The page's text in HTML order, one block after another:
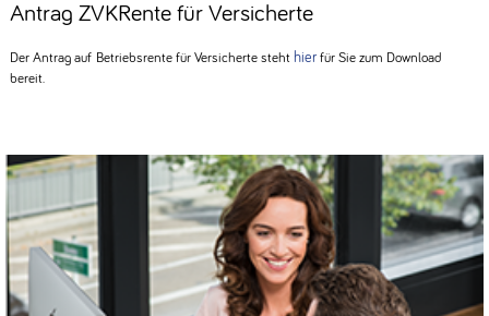
Antrag ZVKRente für Versicherte
Der Antrag auf Betriebsrente für Versicherte steht hierfür Sie zum Download
bereit.